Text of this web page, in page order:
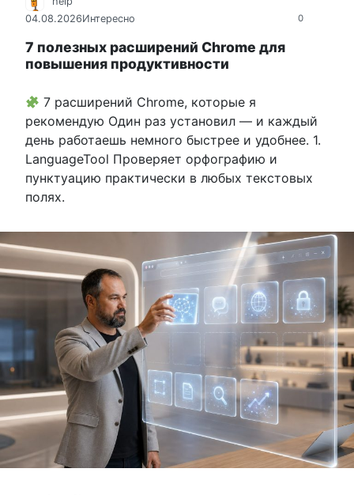
0
04.08.2026Интересно
7 полезных расширений Chrome для
повышения продуктивности
7 расширений Chrome, которые я
рекомендую Один раз установил — и каждый
день работаешь немного быстрее и удобнее. 1.
LanguageTool Проверяет орфографию и
пунктуацию практически в любых текстовых
полях.